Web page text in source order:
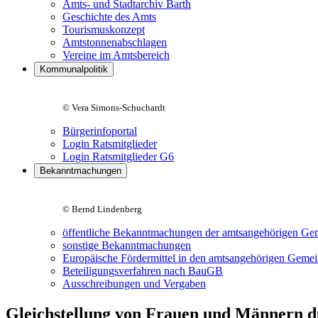
Amts- und Stadtarchiv Barth
Geschichte des Amts
Tourismuskonzept
Amtstonnenabschlagen
Vereine im Amtsbereich
Kommunalpolitik
© Vera Simons-Schuchardt
Bürgerinfoportal
Login Ratsmitglieder
Login Ratsmitglieder G6
Bekanntmachungen
© Bernd Lindenberg
öffentliche Bekanntmachungen der amtsangehörigen
sonstige Bekanntmachungen
Europäische Fördermittel in den amtsangehörigen
Beteiligungsverfahren nach BauGB
Ausschreibungen und Vergaben
Gleichstellung von Frauen und Männern